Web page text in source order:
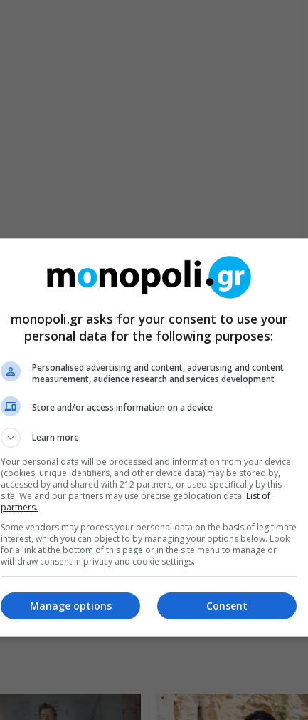
monopoli.gr asks for your consent to use your
personal data for the following purposes:
Personalised advertising and content, advertising and content
measurement, audience research and services development
Store and/or access information on a device
Learn more
Your personal data will be processed and information from your device
(cookies, unique identifiers, and other device data) may be stored by,
accessed by and shared with 212 partners, or used specifically by this
site. We and our partners may use precise geolocation data. List of
partners.
Some vendors may process your personal data on the basis of legitimate
interest, which you can object to by managing your options below. Look
for a link at the bottom of this page or in the site menu to manage or
withdraw consent in privacy and cookie settings.
Consent
Manage options